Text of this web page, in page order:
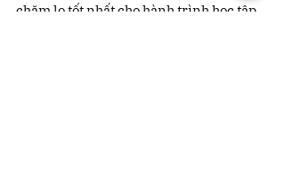
chăm lo tốt nhất cho hành trình học tập